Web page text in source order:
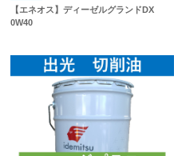
【エネオス】ディーゼルグランドDX
0W40